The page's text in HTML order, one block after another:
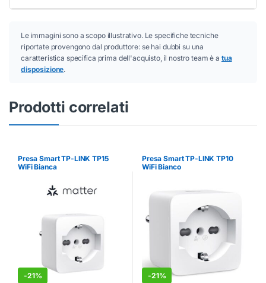
Le immagini sono a scopo illustrativo. Le specifiche tecniche
riportate provengono dal produttore: se hai dubbi su una
caratteristica specifica prima dell'acquisto, il nostro team è a tua
disposizione.
Prodotti correlati
Presa Smart TP-LINK TP15
WiFi Bianca
-21%
Presa Smart TP-LINK TP10
WiFi Bianco
-21%